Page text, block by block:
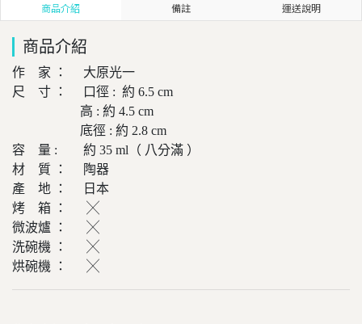
商品介紹 備註 運送說明
商品介紹
作 家 ： 大原光一
尺 寸 ： 口徑 : 約 6.5 cm
高 : 約 4.5 cm
底徑 : 約 2.8 cm
容 量 : 約 35 ml（ 八分滿 ）
材 質 ： 陶器
產 地 ： 日本
烤 箱 ： ╳
微波爐 ： ╳
洗碗機 ： ╳
烘碗機 ： ╳